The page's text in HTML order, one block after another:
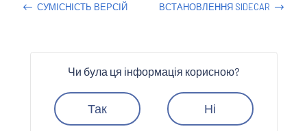
СУМІСНІСТЬ ВЕРСІЙ ВСТАНОВЛЕННЯ SIDECAR
Чи була ця інформація корисною?
Так Ні